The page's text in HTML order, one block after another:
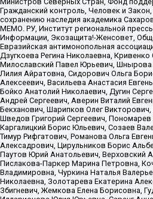
Гражданский контроль, Человек и
сохранению наследия академика
МЕМО. РУ, Институт региональной
Информации, Экозащита!-Женсовет,
Евразийская антимонопольная
Дзугкоева Регина Николаевна,
Милославский Павел Юрьевич,
Лилия Айратовна, Сидорович Ольга
Алексеевич, Васильева Анастасия
Бойко Анатолий Николаевич, Дугин
Андрей Сергеевич, Аверин Виталий
Бекханович, Шарипков Олег
Шведов Григорий Сергеевич,
Каргалицкий Борис Юльевич, Созаев
Тимур Рифгатович, Романова Ольга
Алексадрович, Цирульников Борис
Паутов Юрий Анатольевич, Верховский
Пислакова-Паркер Марина Петровна,
Владимировна, Чуркина Наталья
Николаевна, Золотарева Екатерина
Збигневич, Жемкова Елена Борисовна,